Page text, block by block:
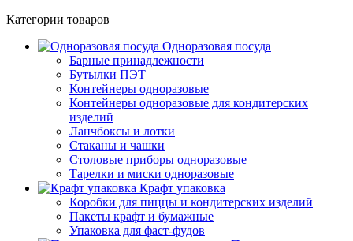
Категории товаров
Одноразовая посуда
Барные принадлежности
Бутылки ПЭТ
Контейнеры одноразовые
Контейнеры одноразовые для кондитерских
изделий
Ланчбоксы и лотки
Стаканы и чашки
Столовые приборы одноразовые
Тарелки и миски одноразовые
Крафт упаковка
Коробки для пиццы и кондитерских изделий
Пакеты крафт и бумажные
Упаковка для фаст-фудов